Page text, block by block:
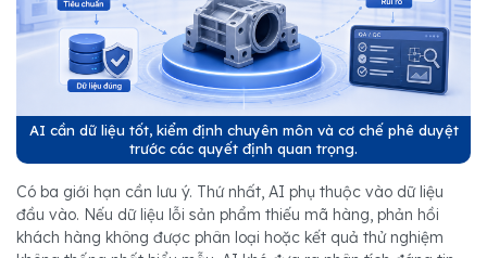
AI cần dữ liệu tốt, kiểm định chuyên môn và cơ chế phê duyệt
trước các quyết định quan trọng.
Có ba giới hạn cần lưu ý. Thứ nhất, AI phụ thuộc vào dữ liệu
đầu vào. Nếu dữ liệu lỗi sản phẩm thiếu mã hàng, phản hồi
khách hàng không được phân loại hoặc kết quả thử nghiệm